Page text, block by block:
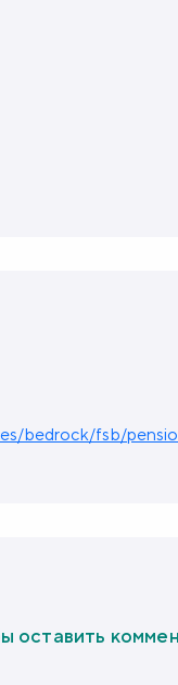
bedrock/fsb/
оставить